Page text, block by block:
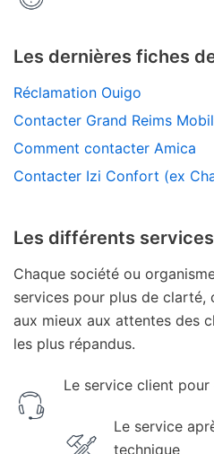
Les dernières fiches
Réclamation Ouigo
Contacter Grand Reims
Comment contacter Amica
Contacter Izi Confort (ex
Les différents services
Chaque société ou
services pour plus de clarté,
aux mieux aux attentes des
les plus répandus.
Le service client
Le service
technique